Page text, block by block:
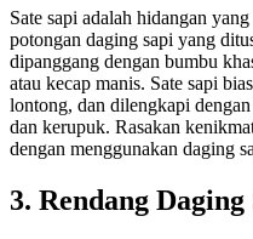
Sate sapi adalah hidangan
potongan daging sapi yang
dipanggang dengan bumbu
atau kecap manis. Sate sapi
lontong, dan dilengkapi
dan kerupuk. Rasakan
dengan menggunakan daging
3. Rendang Daging